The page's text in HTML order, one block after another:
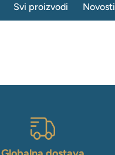
Svi proizvodi Novosti